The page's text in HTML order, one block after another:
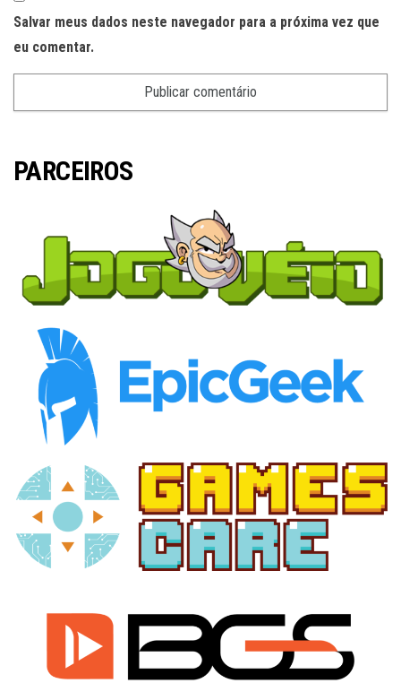
Salvar meus dados neste navegador para a próxima vez que
eu comentar.
PARCEIROS